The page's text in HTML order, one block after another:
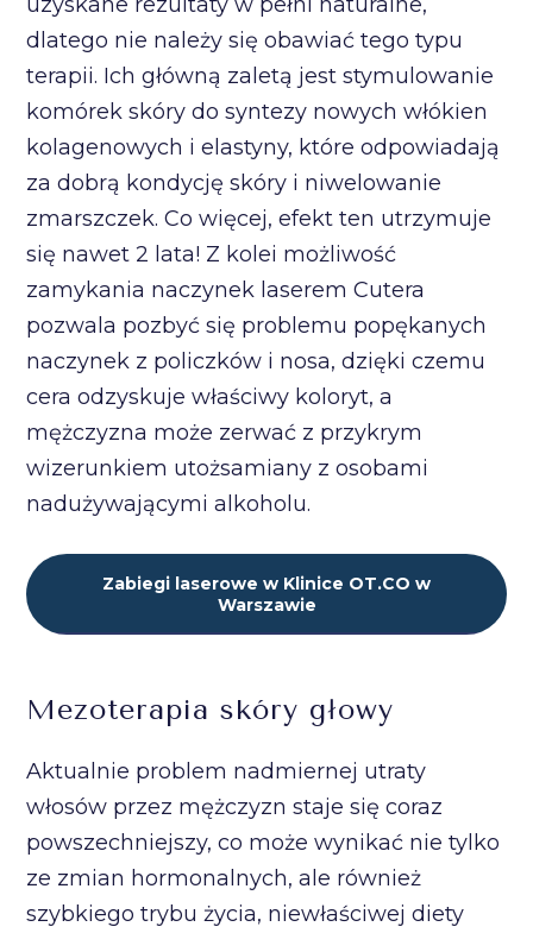
dlatego nie należy się obawiać tego typu
terapii. Ich główną zaletą jest stymulowanie
komórek skóry do syntezy nowych włókien
kolagenowych i elastyny, które odpowiadają
za dobrą kondycję skóry i niwelowanie
zmarszczek. Co więcej, efekt ten utrzymuje
się nawet 2 lata! Z kolei możliwość
zamykania naczynek laserem Cutera
pozwala pozbyć się problemu popękanych
naczynek z policzków i nosa, dzięki czemu
cera odzyskuje właściwy koloryt, a
mężczyzna może zerwać z przykrym
wizerunkiem utożsamiany z osobami
nadużywającymi alkoholu.
Zabiegi laserowe w Klinice OT.CO w
Warszawie
Mezoterapia skóry głowy
Aktualnie problem nadmiernej utraty
włosów przez mężczyzn staje się coraz
powszechniejszy, co może wynikać nie tylko
ze zmian hormonalnych, ale również
szybkiego trybu życia, niewłaściwej diety